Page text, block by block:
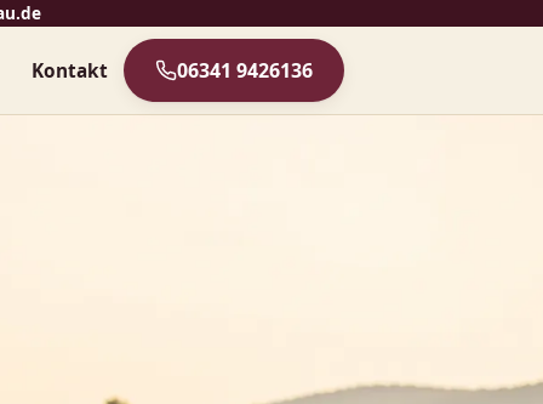
Kontakt 06341 9426136